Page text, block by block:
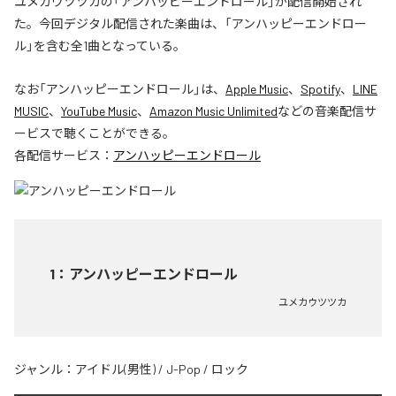
た。今回デジタル配信された楽曲は、「アンハッピーエンドロー
ル」を含む全1曲となっている。
なお「アンハッピーエンドロール」は、 Apple Music、 Spotify、 LINE
MUSIC、 YouTube Music、 Amazon Music Unlimitedなどの音楽配信サ
ービスで聴くことができる。
各配信サービス： アンハッピーエンドロール
1 ： アンハッピーエンドロール
ユメカウツツカ
ジャンル： アイドル(男性) / J-Pop / ロック